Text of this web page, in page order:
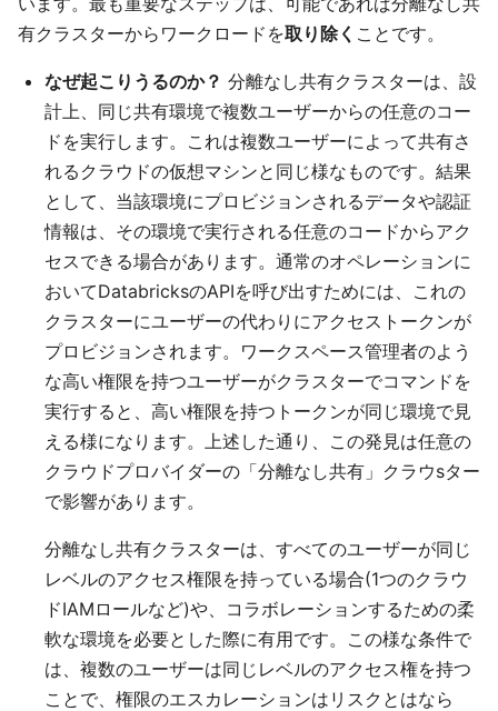
有クラスターからワークロードを取り除く ことです。
なぜ起こりうるのか？ 分離なし共有クラスターは、設
計上、同じ共有環境で複数ユーザーからの任意のコー
ドを実行します。これは複数ユーザーによって共有さ
れるクラウドの仮想マシンと同じ様なものです。結果
として、当該環境にプロビジョンされるデータや認証
情報は、その環境で実行される任意のコードからアク
セスできる場合があります。通常のオペレーションに
おいてDatabricksのAPIを呼び出すためには、これの
クラスターにユーザーの代わりにアクセストークンが
プロビジョンされます。ワークスペース管理者のよう
な高い権限を持つユーザーがクラスターでコマンドを
実行すると、高い権限を持つトークンが同じ環境で見
える様になります。上述した通り、この発見は任意の
クラウドプロバイダーの「分離なし共有」クラウsター
で影響があります。
分離なし共有クラスターは、すべてのユーザーが同じ
レベルのアクセス権限を持っている場合(1つのクラウ
ドIAMロールなど)や、コラボレーションするための柔
軟な環境を必要とした際に有用です。この様な条件で
は、複数のユーザーは同じレベルのアクセス権を持つ
ことで、権限のエスカレーションはリスクとはなら